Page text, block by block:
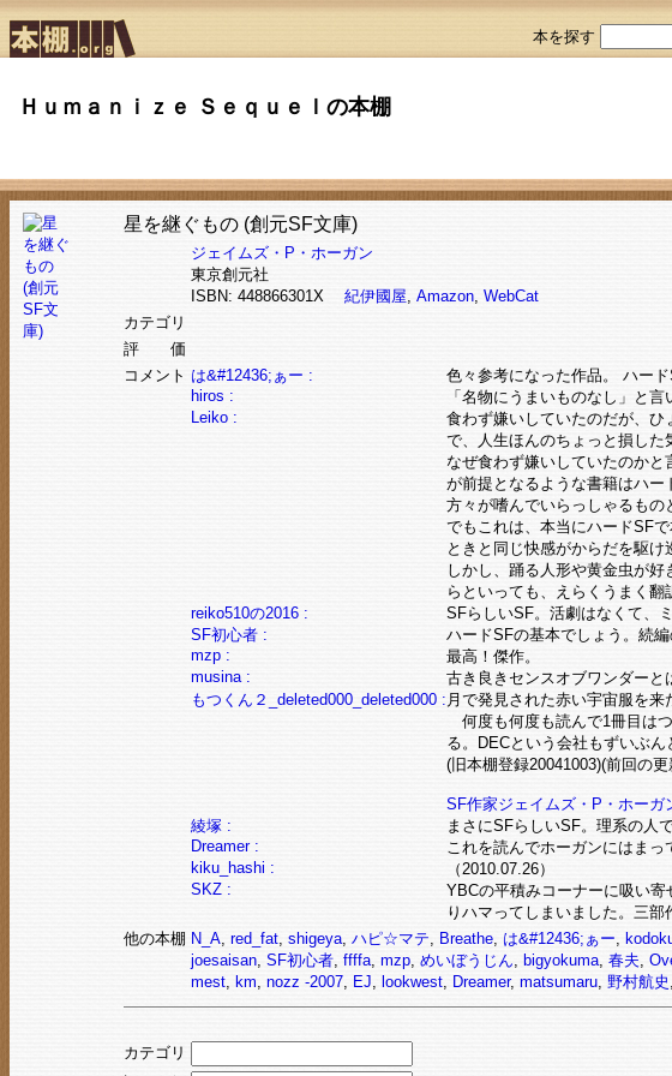
本を探す
Ｈｕｍａｎｉｚｅ Ｓｅｑｕｅｌの本棚
星を継ぐもの (創元SF文庫)
ジェイムズ・P・ホーガン
東京創元社
ISBN: 448866301X 紀伊國屋, Amazon, WebCat
カテゴリ
評 価
コメント は&#12436;ぁー :
色々参考になった作品。 ハー
hiros :
「名物にうまいものなし」と
Leiko :
食わず嫌いしていたのだが、
で、人生ほんのちょっと損した
なぜ食わず嫌いしていたのか
が前提となるような書籍はハ
方々が嗜んでいらっしゃるもの
でもこれは、本当にハードSF
ときと同じ快感がからだを駆け
しかし、踊る人形や黄金虫が
らといっても、えらくうまく翻
reiko510の2016 :
SFらしいSF。活劇はなくて、
SF初心者 :
ハードSFの基本でしょう。続
mzp :
最高！傑作。
musina :
古き良きセンスオブワンダーと
もつくん２_deleted000_deleted000 : 月で発見された赤い宇宙服を来
何度も何度も読んで1冊目は
る。DECという会社もずいぶん
(旧本棚登録20041003)(前回の
SF作家ジェイムズ・P・ホーガ
綾塚 :
まさにSFらしいSF。理系の人
Dreamer :
これを読んでホーガンにはまっ
kiku_hashi :
（2010.07.26）
SKZ :
YBCの平積みコーナーに吸い
りハマってしまいました。三部
他の本棚 N_A, red_fat, shigeya, ハピ☆マテ, Breathe, は&#12436;ぁー,
joesaisan, SF初心者, ffffa, mzp, めいぼうじん, bigyokuma, 春夫,
mest, km, nozz -2007, EJ, lookwest, Dreamer, matsumaru, 野村航史 ,
カテゴリ